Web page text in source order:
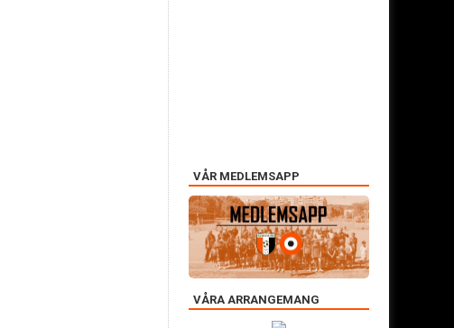
VÅR MEDLEMSAPP
VÅRA ARRANGEMANG